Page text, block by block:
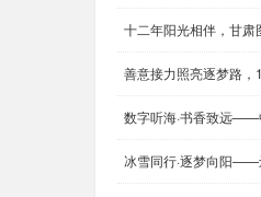
十二年阳光相伴，甘
善意接力照亮逐梦路
数字听海·书香致远——
冰雪同行·逐梦向阳——